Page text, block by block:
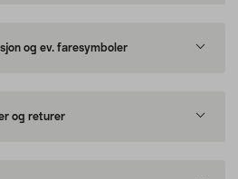
og ev. faresymboler
og returer